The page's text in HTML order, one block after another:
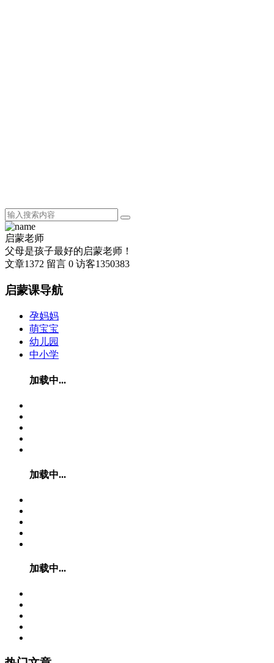
启蒙老师
父母是孩子最好的启蒙老师！
文章1372 留言 0 访客1350383
启蒙课导航
孕妈妈
萌宝宝
幼儿园
中小学
加载中...
加载中...
加载中...